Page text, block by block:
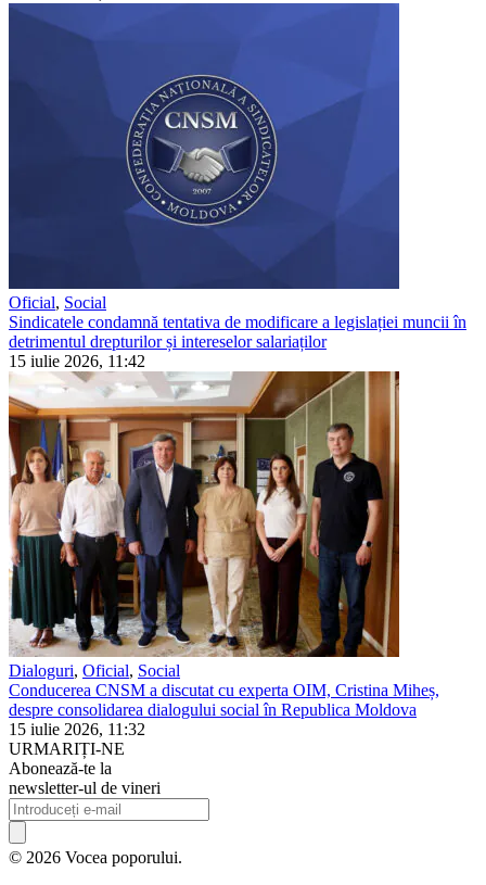
Oficial, Social
Sindicatele condamnă tentativa de modificare a legislației muncii în
detrimentul drepturilor și intereselor salariaților
15 iulie 2026, 11:42
Dialoguri, Oficial, Social
Conducerea CNSM a discutat cu experta OIM, Cristina Miheș,
despre consolidarea dialogului social în Republica Moldova
15 iulie 2026, 11:32
URMARIȚI-NE
Abonează-te la
newsletter-ul de vineri
© 2026 Vocea poporului.